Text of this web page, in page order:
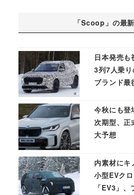
「Scoop」の最
日本発売も
3列7人乗り
ブランド最
今秋にも登
次期型、正
大予想
内素材に
小型EVク
「EV3」